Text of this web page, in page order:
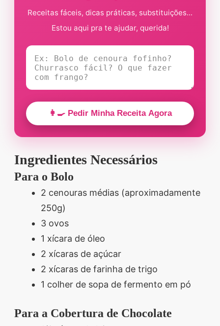
Receitas fáceis, dicas práticas, substituições...
Estou aqui pra te ajudar, querida!
👩‍🍳 Pedir Minha Receita Agora
Ingredientes Necessários
Para o Bolo
2 cenouras médias (aproximadamente
250g)
3 ovos
1 xícara de óleo
2 xícaras de açúcar
2 xícaras de farinha de trigo
1 colher de sopa de fermento em pó
Para a Cobertura de Chocolate